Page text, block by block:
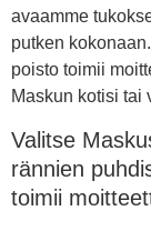
avaamme
putken
poisto toimii
Maskun kotisi tai
Valitse
rännien
toimii